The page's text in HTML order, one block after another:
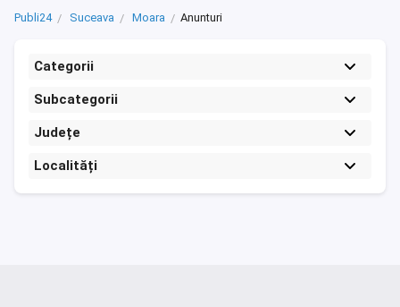
Publi24 Suceava Moara Anunturi
Categorii
Subcategorii
Județe
Localități